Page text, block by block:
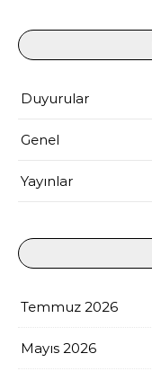
Duyurular
Genel
Yayınlar
Temmuz 2026
Mayıs 2026